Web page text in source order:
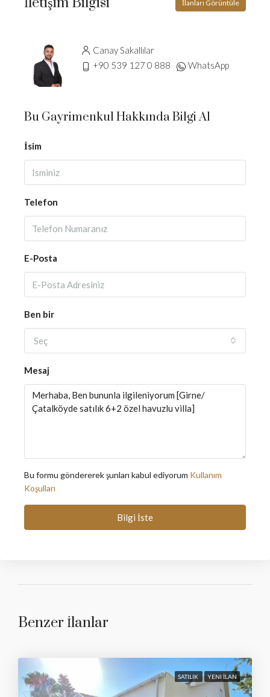
İlanları Görüntüle
Canay Sakallılar
+90 539 127 0 888
WhatsApp
Bu Gayrimenkul Hakkında Bilgi Al
İsim
Telefon
E-Posta
Ben bir
Seç
Mesaj
Bu formu göndererek şunları kabul ediyorum Kullanım
Koşulları
Bilgi İste
Benzer İlanlar
SATILIK YENI İLAN